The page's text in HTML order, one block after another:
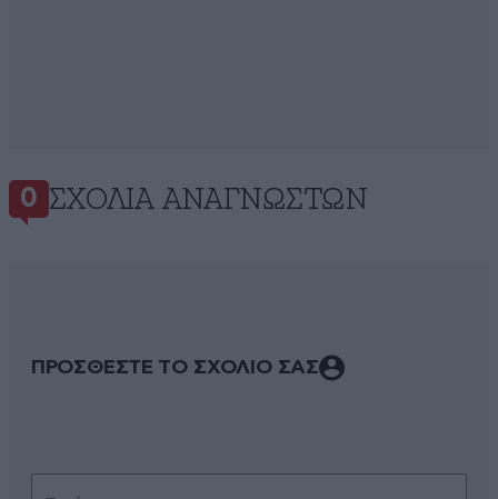
0 ΣΧΌΛΙΑ ΑΝΑΓΝΩΣΤΏΝ
ΠΡΟΣΘΕΣΤΕ ΤΟ ΣΧΟΛΙΟ ΣΑΣ